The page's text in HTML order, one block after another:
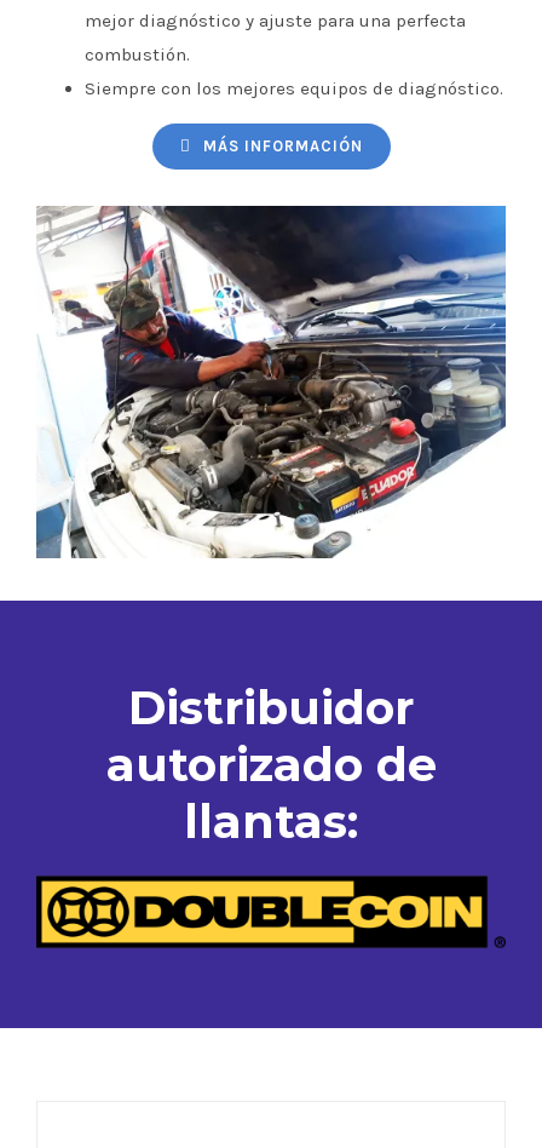
mejor diagnóstico y ajuste para una perfecta
combustión.
Siempre con los mejores equipos de diagnóstico.
MÁS INFORMACIÓN
Distribuidor
autorizado de
llantas: